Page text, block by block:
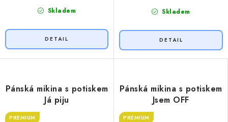
Skladem Skladem
Pánská mikina s potiskem
Já piju
PREMIUM
Pánská mikina s potiskem
Jsem OFF
PREMIUM